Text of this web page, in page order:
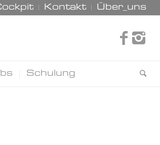
Kontakt Über_uns
Schulung